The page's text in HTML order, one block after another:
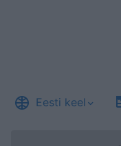
Eesti keel